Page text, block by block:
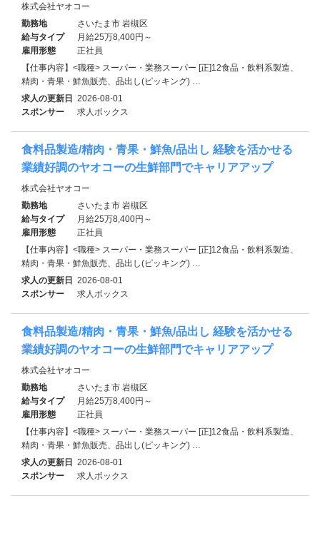
株式会社ヤオコー
勤務地
さいたま市 岩槻区
給与タイプ
月給25万8,400円～
雇用形態
正社員
【仕事内容】<職種> スーパー・業務スーパー [正]12食品・飲料系製造、
精肉・青果・鮮魚販売、品出し(ピッキング) …
求人の更新日 2026-08-01
スポンサー
求人ボックス
食料品製造/精肉・青果・鮮魚/品出し 経験を活かせる
業績好調のヤオコーの生鮮部門でキャリアアップ
株式会社ヤオコー
勤務地
さいたま市 岩槻区
給与タイプ
月給25万8,400円～
雇用形態
正社員
【仕事内容】<職種> スーパー・業務スーパー [正]12食品・飲料系製造、
精肉・青果・鮮魚販売、品出し(ピッキング) …
求人の更新日 2026-08-01
スポンサー
求人ボックス
食料品製造/精肉・青果・鮮魚/品出し 経験を活かせる
業績好調のヤオコーの生鮮部門でキャリアアップ
株式会社ヤオコー
勤務地
さいたま市 岩槻区
給与タイプ
月給25万8,400円～
雇用形態
正社員
【仕事内容】<職種> スーパー・業務スーパー [正]12食品・飲料系製造、
精肉・青果・鮮魚販売、品出し(ピッキング) …
求人の更新日 2026-08-01
スポンサー
求人ボックス